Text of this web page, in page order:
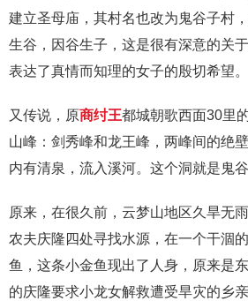
建立圣母庙，其村名也改为鬼谷子村
生谷，因谷生子，这是很有深意的关
表达了真情而知理的女子的殷切希望。
又传说，原商纣王都城朝歌西面30里
山峰：剑秀峰和龙王峰，两峰间的绝
内有清泉，流入溪河。这个洞就是鬼谷
原来，在很久前，云梦山地区久旱无
农夫庆隆四处寻找水源，在一个干涸
鱼，这条小金鱼现出了人身，原来是
的庆隆要求小龙女解救遭受旱灾的乡